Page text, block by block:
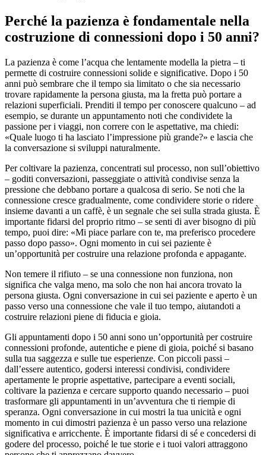
Perché la pazienza è fondamentale nella
costruzione di connessioni dopo i 50 anni?
La pazienza è come l’acqua che lentamente modella la pietra – ti
permette di costruire connessioni solide e significative. Dopo i 50
anni può sembrare che il tempo sia limitato o che sia necessario
trovare rapidamente la persona giusta, ma la fretta può portare a
relazioni superficiali. Prenditi il tempo per conoscere qualcuno – ad
esempio, se durante un appuntamento noti che condividete la
passione per i viaggi, non correre con le aspettative, ma chiedi:
«Quale luogo ti ha lasciato l’impressione più grande?» e lascia che
la conversazione si sviluppi naturalmente.
Per coltivare la pazienza, concentrati sul processo, non sull’obiettivo
– goditi conversazioni, passeggiate o attività condivise senza la
pressione che debbano portare a qualcosa di serio. Se noti che la
connessione cresce gradualmente, come condividere storie o ridere
insieme davanti a un caffè, è un segnale che sei sulla strada giusta. È
importante fidarsi del proprio ritmo – se senti di aver bisogno di più
tempo, puoi dire: «Mi piace parlare con te, ma preferisco procedere
passo dopo passo». Ogni momento in cui sei paziente è
un’opportunità per costruire una relazione profonda e appagante.
Non temere il rifiuto – se una connessione non funziona, non
significa che valga meno, ma solo che non hai ancora trovato la
persona giusta. Ogni conversazione in cui sei paziente e aperto è un
passo verso una connessione che vale il tuo tempo, aiutandoti a
costruire relazioni piene di fiducia e gioia.
Gli appuntamenti dopo i 50 anni sono un’opportunità per costruire
connessioni profonde, autentiche e piene di gioia, poiché si basano
sulla tua saggezza e sulle tue esperienze. Con piccoli passi –
dall’essere autentico, godersi interessi condivisi, condividere
apertamente le proprie aspettative, partecipare a eventi sociali,
coltivare la pazienza e cercare supporto quando necessario – puoi
trasformare gli appuntamenti in un’avventura che ti riempie di
speranza. Ogni conversazione in cui mostri la tua unicità e ogni
momento in cui dimostri pazienza è un passo verso una relazione
significativa e arricchente. È importante fidarsi di sé e concedersi di
godere del processo, poiché le tue storie e i tuoi valori attraggono